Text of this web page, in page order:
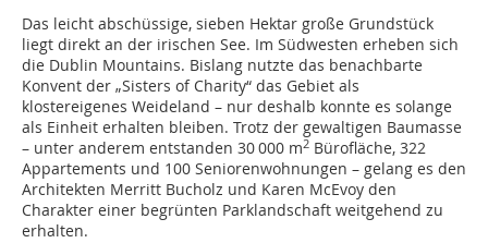
Das leicht abschüssige, sieben Hektar große Grundstück
liegt direkt an der irischen See. Im Südwesten erheben sich
die Dublin Mountains. Bislang nutzte das benachbarte
Konvent der „Sisters of Charity“ das Gebiet als
klostereigenes Weideland – nur deshalb konnte es solange
als Einheit erhalten bleiben. Trotz der gewaltigen Baumasse
– unter anderem entstanden 30 000 m2 Bürofläche, 322
Appartements und 100 Seniorenwohnungen – gelang es den
Architekten Merritt Bucholz und Karen McEvoy den
Charakter einer begrünten Parklandschaft weitgehend zu
erhalten.